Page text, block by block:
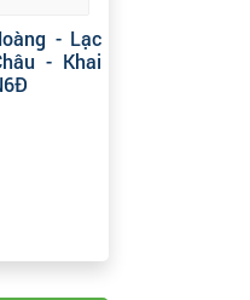
- Lạc
- Khai